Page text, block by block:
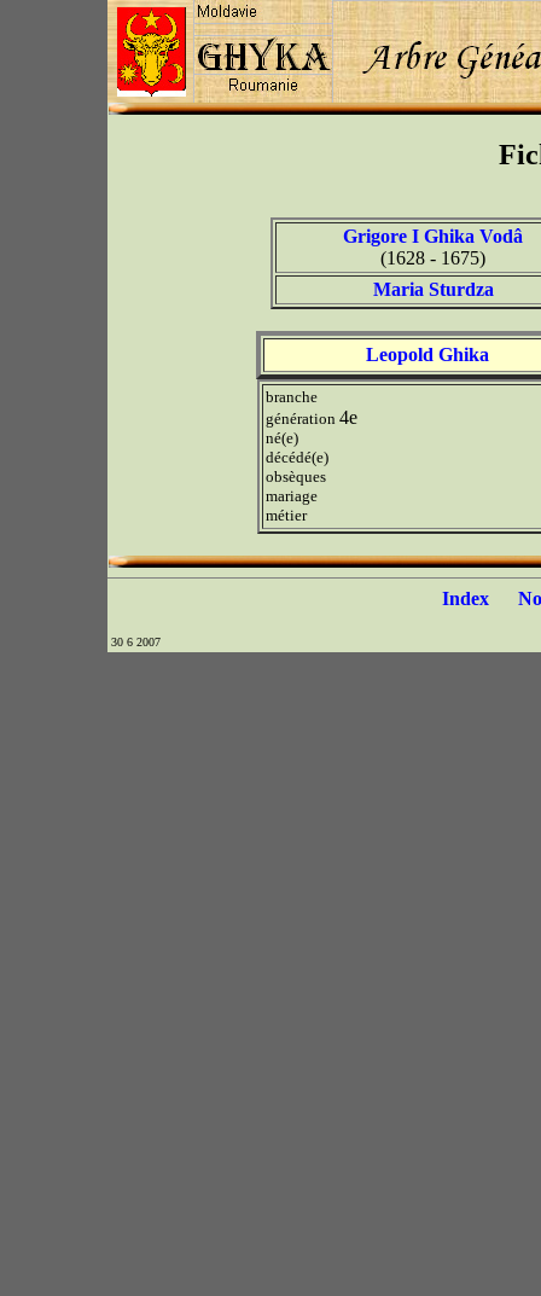
Grigore I Ghika Vodâ
(1628 - 1675)
Maria Sturdza
Leopold Ghika
branche
génération 4e
né(e)
décédé(e)
obsèques
mariage
métier
Index
30 6 2007